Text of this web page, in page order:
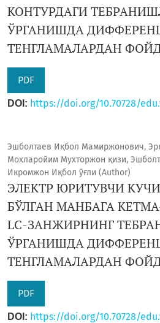
КОНТУРДАГИ
ЎРГАНИШДА
ТЕНГЛАМАЛАРДАН
PDF
DOI: https://doi.org/10.70728/
Эшболтаев Иқбол Мамиржонович,
Мохларойим Мухторжон қизи,
Икромжон Иқбол ўғли (Author)
ЭЛЕКТР ЮРИТУВЧИ КУЧИ
БЎЛГАН МАНБАГА
LC-ЗАНЖИРНИНГ
ЎРГАНИШДА
ТЕНГЛАМАЛАРДАН
PDF
DOI: https://doi.org/10.70728/